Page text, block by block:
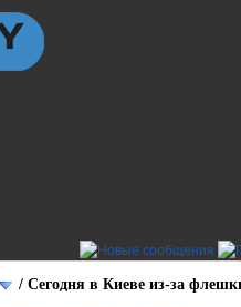
/ Сегодня в Киеве из-за